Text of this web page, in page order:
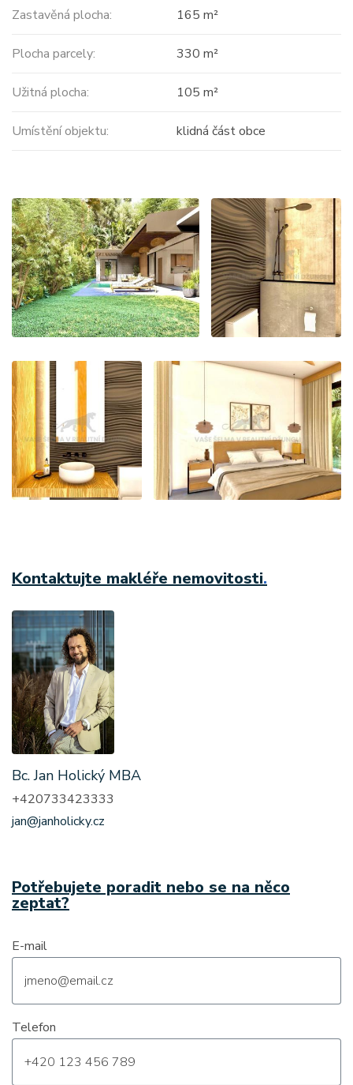
Zastavěná plocha: 165 m²
Plocha parcely: 330 m²
Užitná plocha: 105 m²
Umístění objektu: klidná část obce
Kontaktujte makléře nemovitosti.
Bc. Jan Holický MBA
+420733423333
jan@janholicky.cz
Potřebujete poradit nebo se na něco
zeptat?
E-mail
Telefon